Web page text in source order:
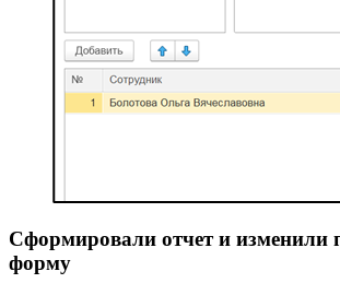
Сформировали отчет и изменили
форму